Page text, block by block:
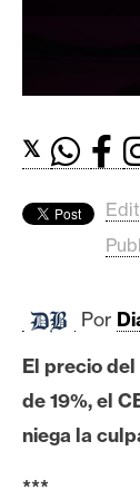
c
d
s
i
c
o
i
𝕏
Por
El precio del
de 19%, el
niega la
***